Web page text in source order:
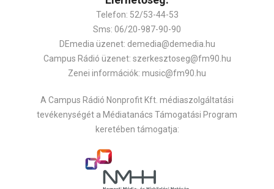
Telefon: 52/53-44-53
Sms: 06/20-987-90-90
DEmedia üzenet: demedia@demedia.hu
Campus Rádió üzenet: szerkesztoseg@fm90.hu
Zenei információk: music@fm90.hu
A Campus Rádió Nonprofit Kft. médiaszolgáltatási
tevékenységét a Médiatanács Támogatási Program
keretében támogatja: